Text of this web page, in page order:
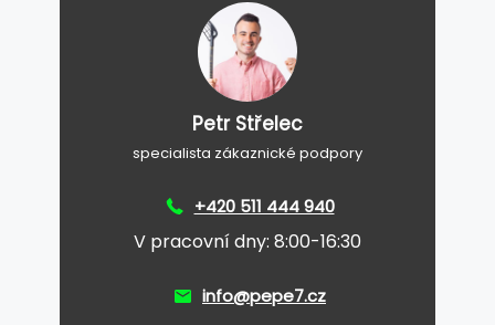
Petr Střelec
specialista zákaznické podpory
+420 511 444 940
V pracovní dny: 8:00-16:30
info@pepe7.cz